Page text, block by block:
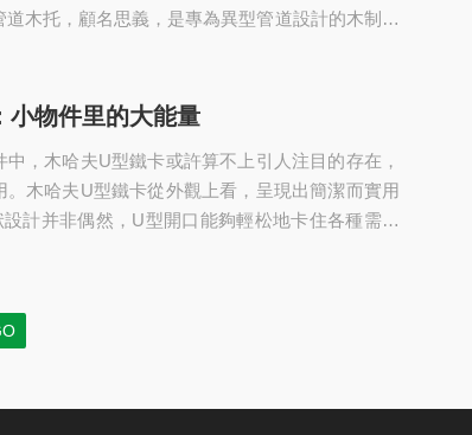
木托，顧名思義，是專為異型管道設計的木制支
夠貼合管道外形，為管道提供均勻、穩定的支撐
木材，如紅...
小物件里的大能量
，木哈夫U型鐵卡或許算不上引人注目的存在，
。木哈夫U型鐵卡從外觀上看，呈現出簡潔而實用
計并非偶然，U型開口能夠輕松地卡住各種需要
于空間布局要求嚴格的施工現場來說至關重要。從
卡選用優質金屬制成。這些金屬具備高強度和良